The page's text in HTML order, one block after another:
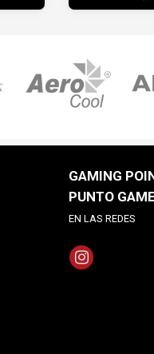
GAMING
PUNTO
EN LAS REDES